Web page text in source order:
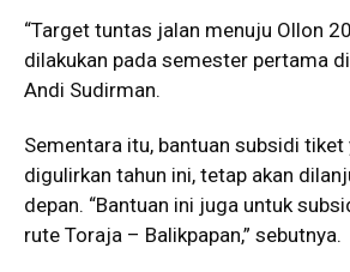
“Target tuntas jalan menuju Ollon
dilakukan pada semester pertama
Andi Sudirman.
Sementara itu, bantuan subsidi tiket
digulirkan tahun ini, tetap akan
depan. “Bantuan ini juga untuk
rute Toraja – Balikpapan,” sebutnya.